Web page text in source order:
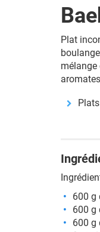
Plat
mélange
600 g
600 g
600 g